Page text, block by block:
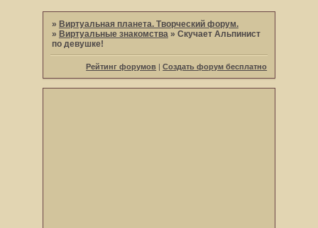
» Виртуальная планета. Творческий форум.
» Виртуальные знакомства » Скучает Альпинист
по девушке!
Рейтинг форумов |Создать форум бесплатно